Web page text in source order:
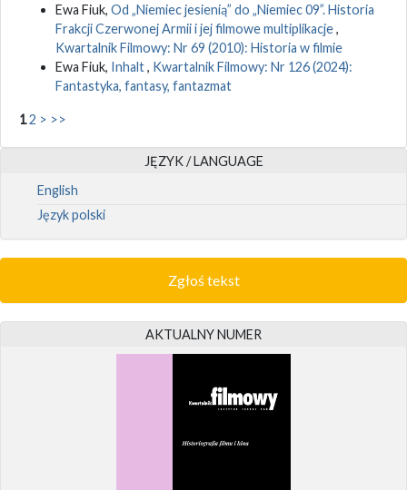
Ewa Fiuk, Od „Niemiec jesienią” do „Niemiec 09”. Historia
Frakcji Czerwonej Armii i jej filmowe multiplikacje,
Kwartalnik Filmowy: Nr 69 (2010): Historia w filmie
Ewa Fiuk, Inhalt, Kwartalnik Filmowy: Nr 126 (2024):
Fantastyka, fantasy, fantazmat
12 > >>
JĘZYK / LANGUAGE
English
Język polski
Zgłoś tekst
AKTUALNY NUMER